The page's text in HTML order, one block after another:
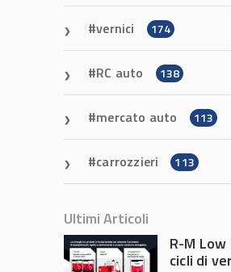
vernici 174
RC auto 138
mercato auto 113
carrozzieri 113
Ultimi Articoli
R-M
cicli di